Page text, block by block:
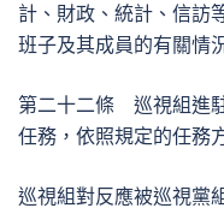
計、財政、統計、信訪
班子及其成員的有關情
第二十二條 巡視組進
任務，依照規定的任務
巡視組對反應被巡視黨